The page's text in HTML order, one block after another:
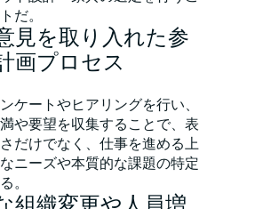
だ。
見を取り入れた参
画プロセス
ケートやヒアリングを行い、
や要望を収集することで、表
だけでなく、仕事を進める上
ニーズや本質的な課題の特定
。